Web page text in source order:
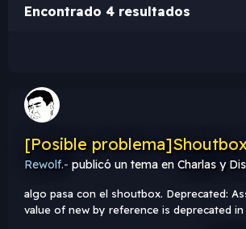
Encontrado 4 resultados
[Posible
Rewolf.- publicó un tema en Charlas y
algo pasa con el shoutbox. Deprecated:
value of new by reference is deprecated in